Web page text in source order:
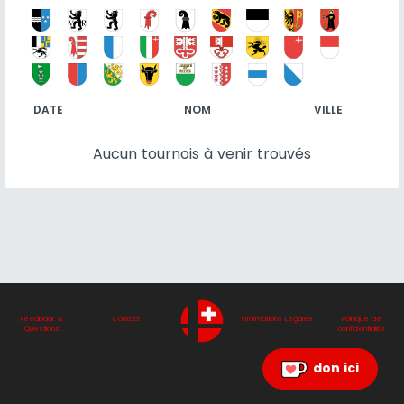
DATE NOM VILLE
Aucun tournois à venir trouvés
Feedback &
Questions
Contact Informations Légales
Politique de
confidentialité
don ici